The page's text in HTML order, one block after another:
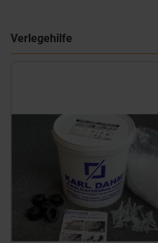
Verlegehilfe